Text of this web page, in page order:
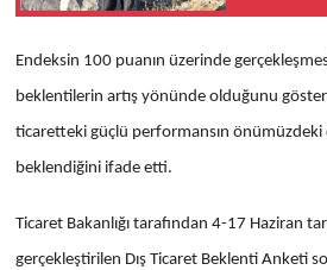
Endeksin 100 puanın üzerinde
beklentilerin artış yönünde olduğunu
ticaretteki güçlü performansın
beklendiğini ifade etti.
Ticaret Bakanlığı tarafından 4-17 Haziran
gerçekleştirilen Dış Ticaret Beklenti Anketi